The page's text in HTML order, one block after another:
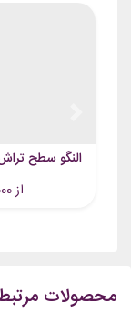
النگو سطح
از 29,686,000
محصولات